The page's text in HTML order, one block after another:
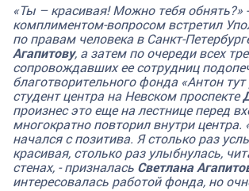
«Ты – красивая! Можно тебя обнять?»
комплиментом-вопросом встретил
по правам человека в Санкт-
Агапитову, а затем по очереди всех
сопровождавших ее сотрудниц
благотворительного фонда «Антон
студент центра на Невском проспекте
произнес это еще на лестнице перед
многократно повторил внутри
начался с позитива. Я столько раз
красивая, столько раз улыбнулась,
стенах, - призналась Светлана
интересовалась работой фонда, но